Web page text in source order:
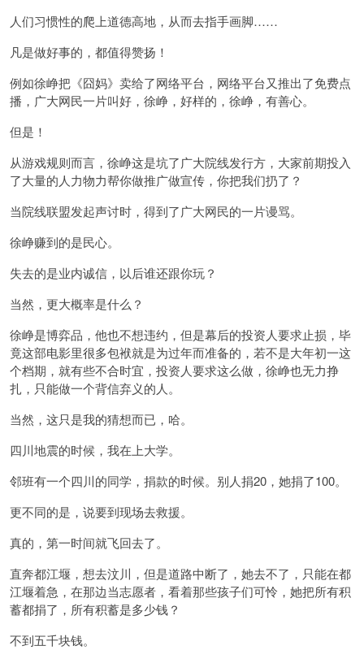
人们习惯性的爬上道德高地，从而去指手画脚……
凡是做好事的，都值得赞扬！
例如徐峥把《囧妈》卖给了网络平台，网络平台又推出了免费点
播，广大网民一片叫好，徐峥，好样的，徐峥，有善心。
但是！
从游戏规则而言，徐峥这是坑了广大院线发行方，大家前期投入
了大量的人力物力帮你做推广做宣传，你把我们扔了？
当院线联盟发起声讨时，得到了广大网民的一片谩骂。
徐峥赚到的是民心。
失去的是业内诚信，以后谁还跟你玩？
当然，更大概率是什么？
徐峥是博弈品，他也不想违约，但是幕后的投资人要求止损，毕
竟这部电影里很多包袱就是为过年而准备的，若不是大年初一这
个档期，就有些不合时宜，投资人要求这么做，徐峥也无力挣
扎，只能做一个背信弃义的人。
当然，这只是我的猜想而已，哈。
四川地震的时候，我在上大学。
邻班有一个四川的同学，捐款的时候。别人捐20，她捐了100。
更不同的是，说要到现场去救援。
真的，第一时间就飞回去了。
直奔都江堰，想去汶川，但是道路中断了，她去不了，只能在都
江堰着急，在那边当志愿者，看着那些孩子们可怜，她把所有积
蓄都捐了，所有积蓄是多少钱？
不到五千块钱。